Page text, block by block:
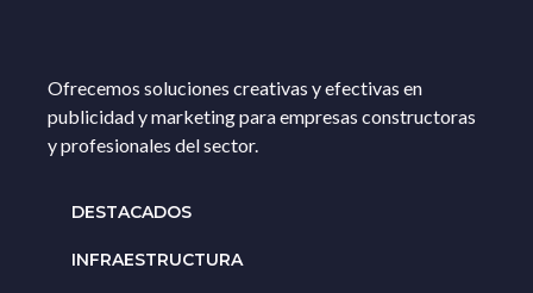
Ofrecemos soluciones creativas y efectivas en
publicidad y marketing para empresas constructoras
y profesionales del sector.
DESTACADOS
INFRAESTRUCTURA